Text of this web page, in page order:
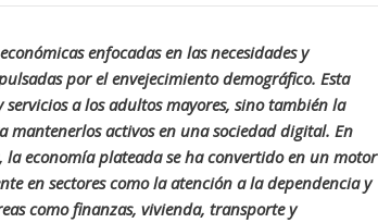
enfocadas en las necesidades y
por el envejecimiento demográfico. Esta
a los adultos mayores, sino también la
activos en una sociedad digital. En
economía plateada se ha convertido en un motor
en sectores como la atención a la dependencia y
como finanzas, vivienda, transporte y